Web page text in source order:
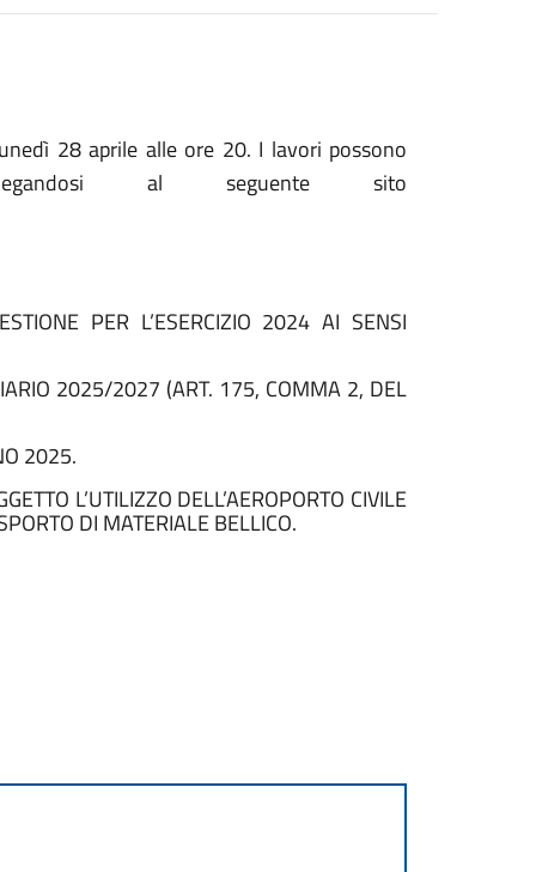
28 aprile alle ore 20. I lavori possono
al seguente sito
PER L’ESERCIZIO 2024 AI SENSI
2025/2027 (ART. 175, COMMA 2, DEL
2025.
L’UTILIZZO DELL’AEROPORTO CIVILE
DI MATERIALE BELLICO.